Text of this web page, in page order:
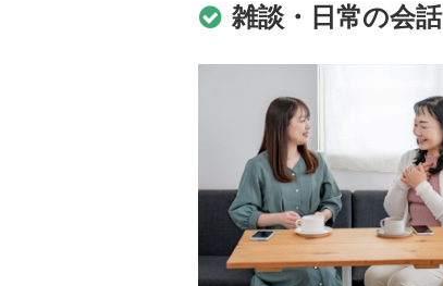
雑談・日常の会話